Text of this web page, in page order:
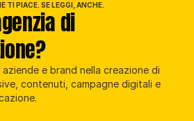
TI PIACE. SE LEGGI, ANCHE.
di
e brand nella creazione di
contenuti, campagne digitali e